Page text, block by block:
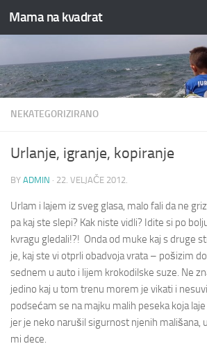
Skip to content
Mama na kvadrat
NEKATEGORIZIRANO
Urlanje, igranje, kopiranje
BY ADMIN · 22. VELJAČE 2012.
Urlam i lajem iz sveg glasa, malo fali da ne
pa kaj ste slepi? Kak niste vidli? Idite si po
kvragu gledali!?! Onda od muke kaj s druge
je, kaj ste vi otprli obadvoja vrata – pošizim
sednem u auto i lijem krokodilske suze. Ne
jedino kaj u tom trenu morem je vikati i
podsećam se na majku malih peseka koja
jer je neko narušil sigurnost njenih mališana,
mi dece.